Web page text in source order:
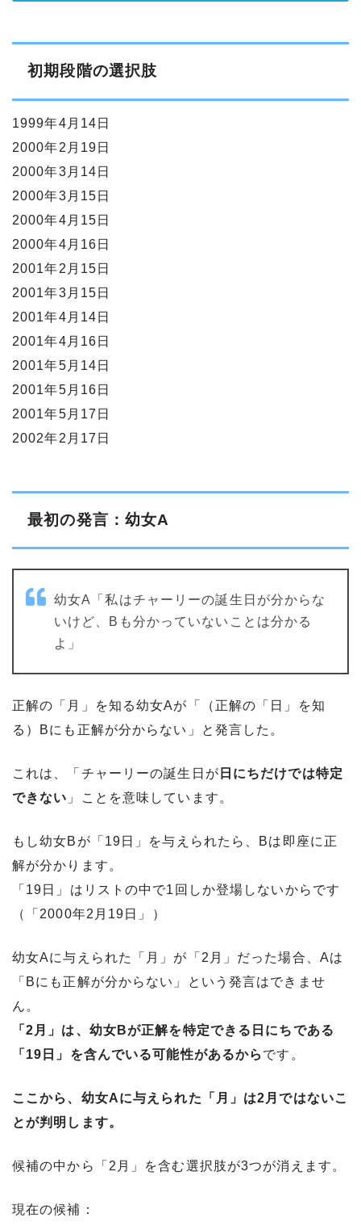
初期段階の選択肢
1999年4月14日
2000年2月19日
2000年3月14日
2000年3月15日
2000年4月15日
2000年4月16日
2001年2月15日
2001年3月15日
2001年4月14日
2001年4月16日
2001年5月14日
2001年5月16日
2001年5月17日
2002年2月17日
最初の発言：幼女A
幼女A「私はチャーリーの誕生日が分からな
いけど、Bも分かっていないことは分かる
よ」
正解の「月」を知る幼女Aが「（正解の「日」を知
る）Bにも正解が分からない」と発言した。
これは、「チャーリーの誕生日が 日にちだけでは特定
できない 」ことを意味しています。
もし幼女Bが「19日」を与えられたら、Bは即座に正
解が分かります。
「19日」はリストの中で1回しか登場しないからです
（「2000年2月19日」）
幼女Aに与えられた「月」が「2月」だった場合、Aは
「Bにも正解が分からない」という発言はできませ
ん。
「2月」は、幼女Bが正解を特定できる日にちである
「19日」を含んでいる可能性があるから です。
ここから、幼女Aに与えられた「月」は2月ではないこ
とが判明します。
候補の中から「2月」を含む選択肢が3つが消えます。
現在の候補：